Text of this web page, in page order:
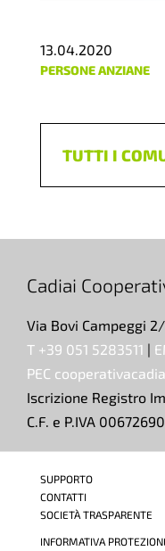
13.04.2020
PERSONE ANZIANE
TUTTI I
Cadiai
Via Bovi Campeggi
T +39 051 5283511 |
PEC
Iscrizione Registro
C.F. e P.IVA
SUPPORTO
CONTATTI
SOCIETÀ TRASPARENTE
INFORMATIVA